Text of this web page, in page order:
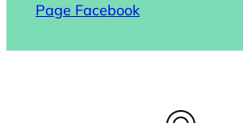
Page Facebook